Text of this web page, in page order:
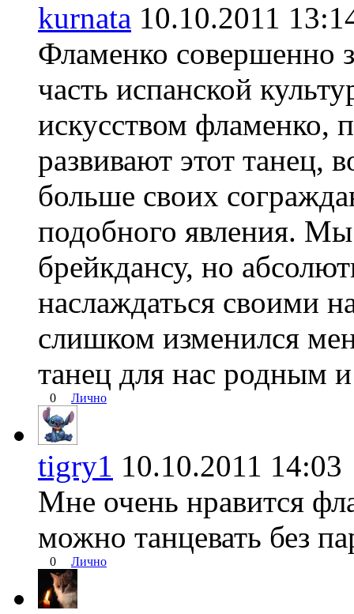
kurnata 10.10.2011
Фламенко совершенно
часть испанской
искусством фламенко,
развивают этот танец,
больше своих
подобного явления.
брейкдансу, но
наслаждаться своими
слишком изменился
танец для нас родным
0 Лично
tigry1 10.10.2011
Мне очень нравится
можно танцевать без
0 Лично